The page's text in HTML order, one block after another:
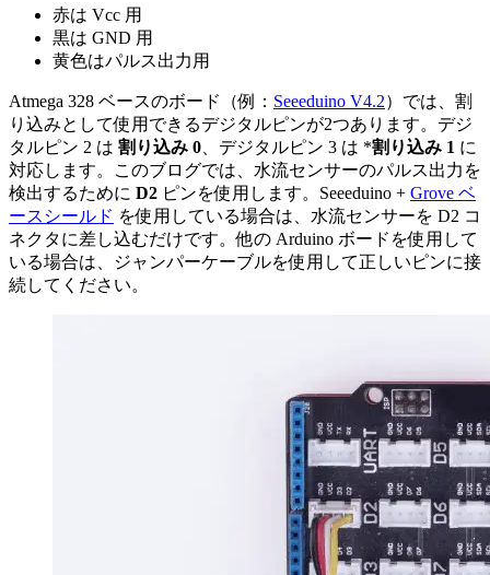
赤は Vcc 用
黒は GND 用
黄色はパルス出力用
Atmega 328 ベースのボード（例： Seeeduino V4.2）では、割
り込みとして使用できるデジタルピンが2つあります。デジ
タルピン 2 は 割り込み 0 、デジタルピン 3 は *割り込み 1 に
対応します。このブログでは、水流センサーのパルス出力を
検出するために D2 ピンを使用します。Seeeduino + Grove ベ
ースシールド を使用している場合は、水流センサーを D2 コ
ネクタに差し込むだけです。他の Arduino ボードを使用して
いる場合は、ジャンパーケーブルを使用して正しいピンに接
続してください。